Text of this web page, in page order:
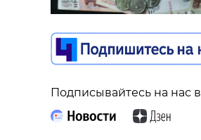
Подписывайтесь на нас в